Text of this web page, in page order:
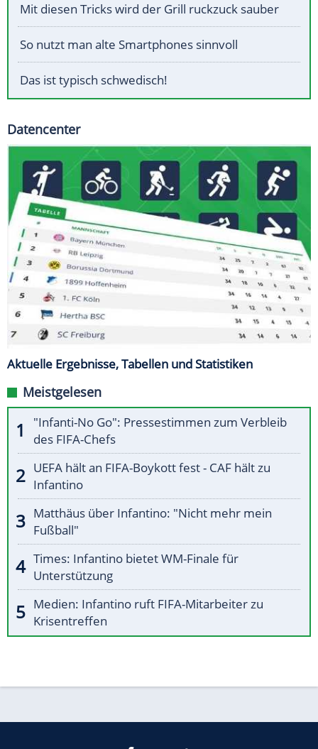
Mit diesen Tricks wird der Grill ruckzuck sauber
So nutzt man alte Smartphones sinnvoll
Das ist typisch schwedisch!
Datencenter
Aktuelle Ergebnisse, Tabellen und Statistiken
Meistgelesen
"Infanti-No Go": Pressestimmen zum Verbleib
des FIFA-Chefs
UEFA hält an FIFA-Boykott fest - CAF hält zu
Infantino
Matthäus über Infantino: "Nicht mehr mein
Fußball"
Times: Infantino bietet WM-Finale für
Unterstützung
Medien: Infantino ruft FIFA-Mitarbeiter zu
Krisentreffen